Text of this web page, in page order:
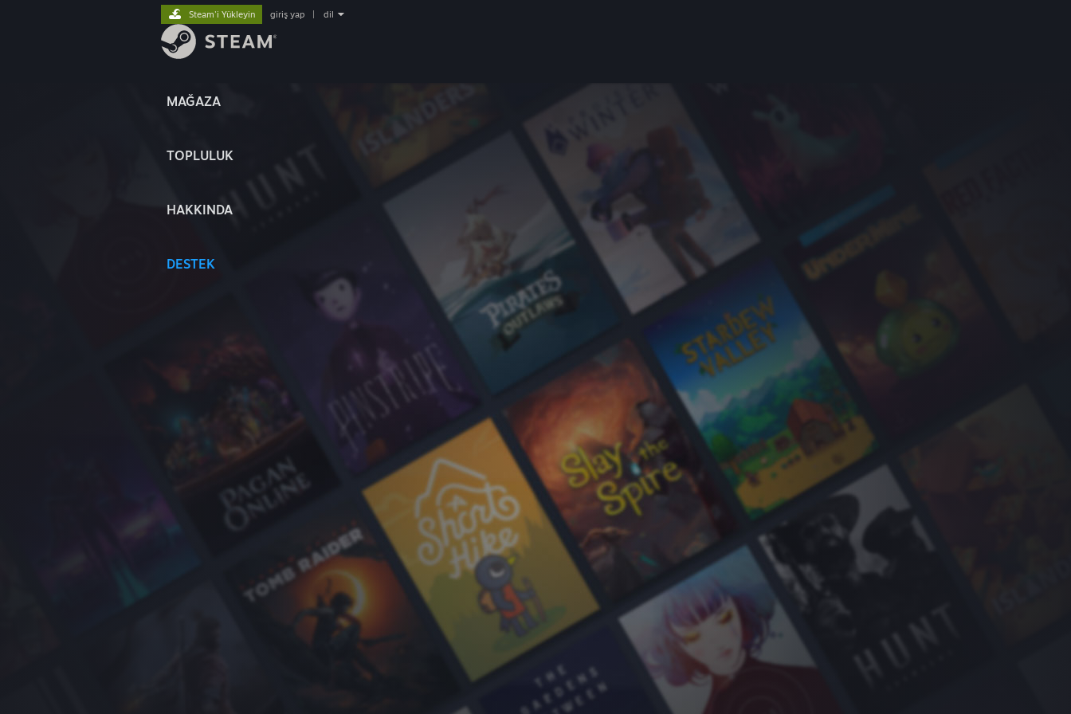
MAĞAZA
TOPLULUK
HAKKINDA
DESTEK
Steam'i Yükleyin giriş yap dil